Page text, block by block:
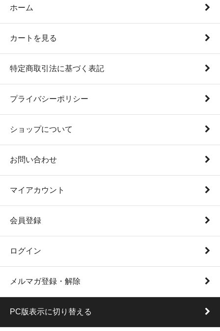
ホーム
カートを見る
特定商取引法に基づく表記
プライバシーポリシー
ショップについて
お問い合わせ
マイアカウント
会員登録
ログイン
メルマガ登録・解除
PC版表示に切り替える